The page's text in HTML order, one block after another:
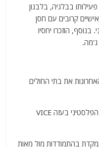
בבלגיה, בלבנון
קרובים עם חסן
הוזכרו יחסיו
ג'מה.
את בתי החולים
*- ד"ר עאד יאגי, מנהל המרכז הרפואי הפלסטיני בעזה VICE
בהתמודדות מול מאות